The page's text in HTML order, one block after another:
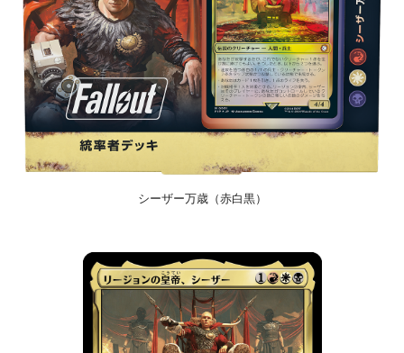
シーザー万歳（赤白黒）